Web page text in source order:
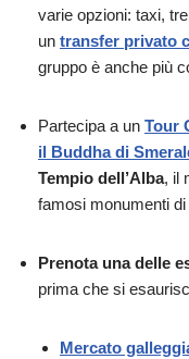
varie opzioni: taxi,
un transfer privato
gruppo è anche più
Partecipa a un Tour
il Buddha di
Tempio dell’Alba, il
famosi monumenti
Prenota una delle
prima che si
Mercato